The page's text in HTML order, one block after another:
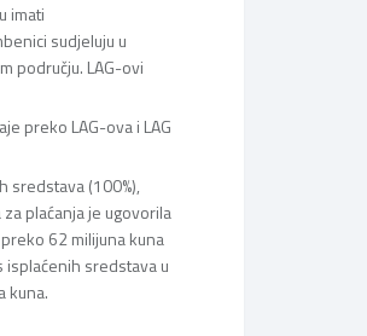
imati
sudjeluju u
području. LAG-ovi
preko LAG-ova i LAG
sredstava (100%),
za plaćanja je ugovorila
62 milijuna kuna
isplaćenih sredstava u
kuna.